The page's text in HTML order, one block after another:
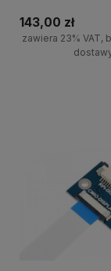
143,00 zł
zawiera 23% VAT,